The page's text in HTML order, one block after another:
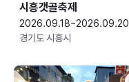
시흥갯골축제
2026.09.18~2026.09.20
경기도 시흥시